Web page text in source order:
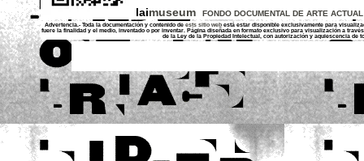
laimuseum FONDO DOCUMENTAL DE ARTE
Advertencia.- Toda la documentación y contenido de ests sitio web está estar disponible exclusivamente para
fuere la finalidad y el medio, inventado o por inventar. Página diseñada en formato exclusivo para visualización a
de la Ley de la Propiedad Intelectual, con autorización y aquiescencia de